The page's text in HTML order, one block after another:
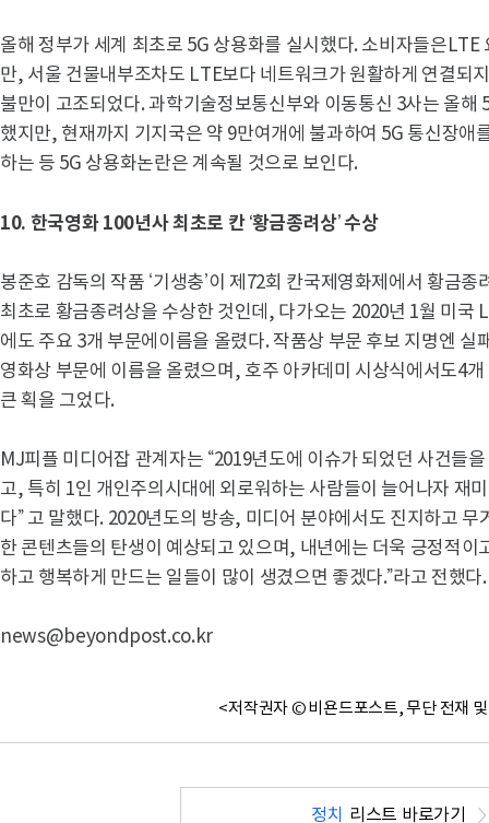
올해 정부가 세계 최초로 5G 상용화를 실시했다. 소비자들은
만, 서울 건물내부조차도 LTE보다 네트워크가 원활하게 연결되
불만이 고조되었다. 과학기술정보통신부와 이동통신 3사는 올해
했지만, 현재까지 기지국은 약 9만여개에 불과하여 5G 통신장애
하는 등 5G 상용화논란은 계속될 것으로 보인다.
10. 한국영화 100년사 최초로 칸 ‘황금종려상’ 수상
봉준호 감독의 작품 ‘기생충’이 제72회 칸국제영화제에서 황금
최초로 황금종려상을 수상한 것인데, 다가오는 2020년 1월 미국
에도 주요 3개 부문에이름을 올렸다. 작품상 부문 후보 지명엔
영화상 부문에 이름을 올렸으며, 호주 아카데미 시상식에서도4
큰 획을 그었다.
MJ피플 미디어잡 관계자는 “2019년도에 이슈가 되었던 사건들
고, 특히 1인 개인주의시대에 외로워하는 사람들이 늘어나자 재
다” 고 말했다. 2020년도의 방송, 미디어 분야에서도 진지하고
한 콘텐츠들의 탄생이 예상되고 있으며, 내년에는 더욱 긍정적
하고 행복하게 만드는 일들이 많이 생겼으면 좋겠다.”라고 전했다.
news@beyondpost.co.kr
<저작권자 © 비욘드포스트, 무단 전재
정치 리스트 바로가기